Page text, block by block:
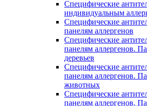
Специфические
индивидуальным
Специфические
панелям аллергенов
Специфические
панелям аллергенов.
деревьев
Специфические
панелям аллергенов.
животных
Специфические
панелям аллергенов.